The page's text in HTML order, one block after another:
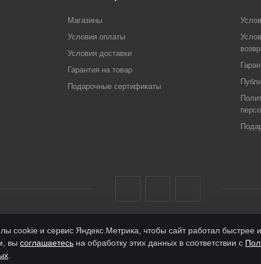
Магазины
Условия оплаты
Условия доставки
Гарантия на товар
Подарочные сертификаты
cookie и сервис Яндекс.Метрика, чтобы сайт работал быстрее
вы соглашаетесь на обработку этих данных в соответствии с